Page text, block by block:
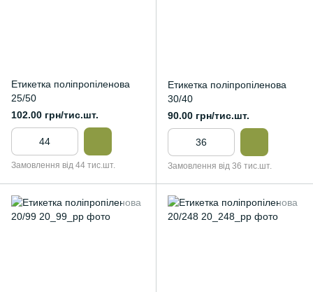
Етикетка поліпропіленова
25/50
102.00 грн/тис.шт.
Замовлення від 44 тис.шт.
Етикетка поліпропіленова
30/40
90.00 грн/тис.шт.
Замовлення від 36 тис.шт.